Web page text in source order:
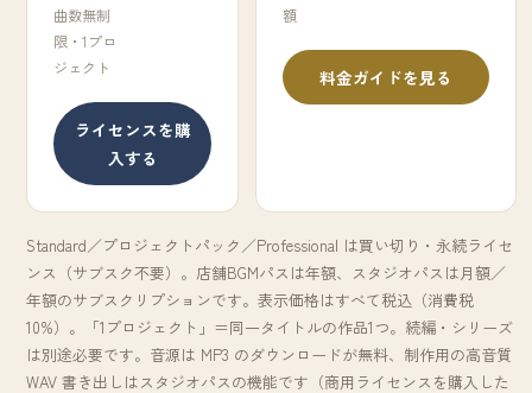
曲数無制
限・1プロ
ジェクト
ライセンスを購
入する
額
料金ガイドを見る
Standard／プロジェクトパック／Professional は買い切り・永続ライセ
ンス（サブスク不要）。店舗BGMパスは年額、スタジオパスは月額／
年額のサブスクリプションです。表示価格はすべて税込（消費税
10%）。「1プロジェクト」＝同一タイトルの作品1つ。続編・シリーズ
は別途必要です。音源は MP3 のダウンロードが無料、制作用の高音質
WAV 書き出しはスタジオパスの機能です（商用ライセンスを購入した